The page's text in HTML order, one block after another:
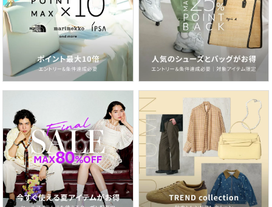
2026.06.26
紫外線＆冷房対策にも！いま欲しいのは、サマーカーディガン